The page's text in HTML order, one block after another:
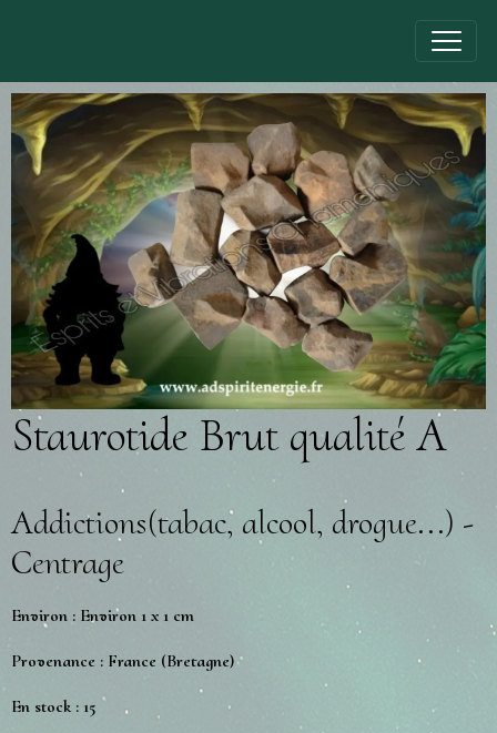
Staurotide Brut qualité A
Addictions(tabac, alcool, drogue...) -
Centrage
Environ : Environ 1 x 1 cm
Provenance : France (Bretagne)
En stock : 15